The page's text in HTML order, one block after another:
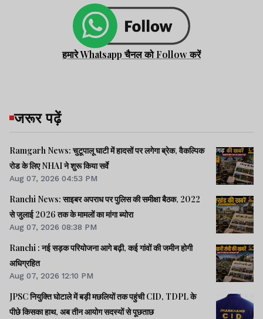
हमारे Whatsapp चैनल को Follow करें
जरूर पढ़ें
Ramgarh News: चुटूपालू घाटी में हादसों पर लगेगा ब्रेक, वैकल्पिक
रोड के लिए NHAI ने शुरू किया सर्वे
Aug 07, 2026 04:53 PM
Ranchi News: साइबर अपराध पर पुलिस की समीक्षा बैठक, 2022
से जुलाई 2026 तक के मामलों का मांगा ब्योरा
Aug 07, 2026 08:38 PM
Ranchi : नई सड़क परियोजना आगे बढ़ी, कई गांवों की जमीन होगी
अधिग्रहित
Aug 07, 2026 12:10 PM
JPSC नियुक्ति घोटाले में बड़ी मछलियों तक पहुंची CID, TDPL के
पीछे किसका हाथ, अब तीन आयोग सदस्यों से पूछताछ